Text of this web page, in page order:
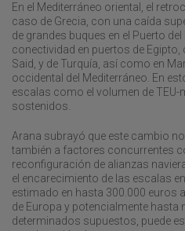
En el Mediterráneo oriental, el
caso de Grecia, con una caída
de grandes buques en el Puerto
conectividad en puertos de
Said, y de Turquía, así como en
occidental del Mediterráneo. En
escalas como el volumen de
sostenidos.
Arana subrayó que este cambio
también a factores concurrentes
reconfiguración de alianzas
el encarecimiento de las escalas
estimado en hasta 300.000 euros
de Europa y potencialmente hasta
determinados supuestos, puede